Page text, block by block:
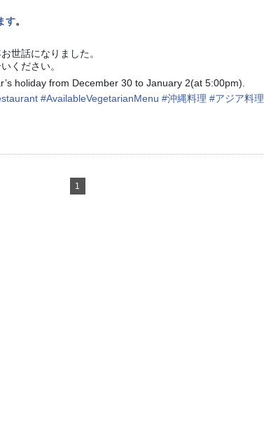
す。
世話になりました。
ください。
holiday from December 30 to January 2(at 5:00pm).
#AvailableVegetarianMenu #沖縄料理 #アジア料理
1